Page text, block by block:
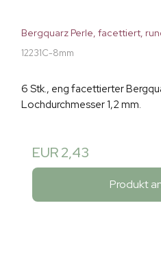
Bergquarz Perle, facettiert,
12231C-8mm
6 Stk., eng facettierter
Lochdurchmesser 1,2 mm.
EUR 2,43
Produkt